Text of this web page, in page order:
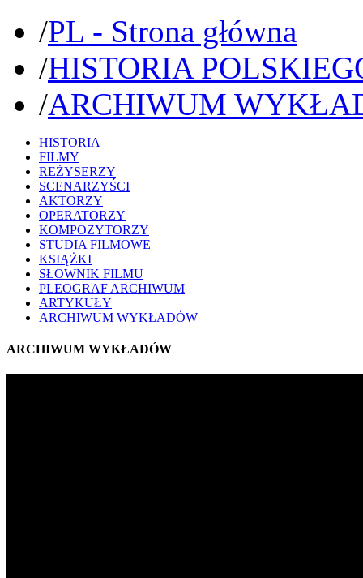
/PL - Strona główna
/HISTORIA
/ARCHIWUM
HISTORIA
FILMY
REŻYSERZY
SCENARZYŚCI
AKTORZY
OPERATORZY
KOMPOZYTORZY
STUDIA FILMOWE
KSIĄŻKI
SŁOWNIK FILMU
PLEOGRAF ARCHIWUM
ARTYKUŁY
ARCHIWUM WYKŁADÓW
ARCHIWUM WYKŁADÓW